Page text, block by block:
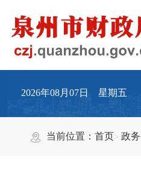
2026年08月07日 星期五
当前位置：首页 政